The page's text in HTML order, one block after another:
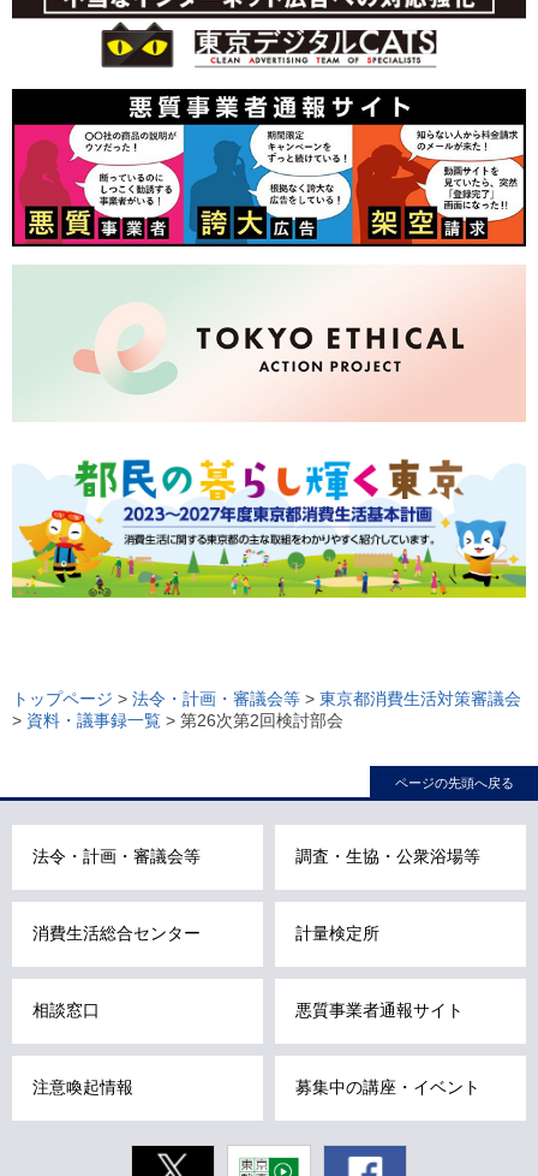
ー
カ
トップページ > 法令・計画・審議会等 > 東京都消費生活対策審議会
> 資料・議事録一覧 > 第26次第2回検討部会
ページの先頭へ戻る
法令・計画・審議会等 調査・生協・公衆浴場等
消費生活総合センター 計量検定所
相談窓口 悪質事業者通報サイト
注意喚起情報 募集中の講座・イベント
Twitter
東京動画
Facebook